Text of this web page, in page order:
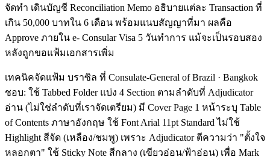
จัดทำ เดินบัญชี Reconciliation Memo อธิบายแต่ละ Transaction ที่
เกิน 50,000 บาทใน 6 เดือน พร้อมแนบสัญญาที่มา ผลคือ
Approve ภายใน e- Consular Visa 5 วันทำการ แม้จะเป็นรอบสอง
หลังถูกขอแฟ้มเอกสารเพิ่ม
เทคนิคจัดแฟ้ม บราซิล ที่ Consulate-General of Brazil · Bangkok
ชอบ: ใช้ Tabbed Folder แบ่ง 4 Section ตามลำดับที่ Adjudicator
อ่าน (ไม่ใช่ลำดับที่เราจัดเตรียม) มี Cover Page 1 หน้าระบุ Table
of Contents ภาษาอังกฤษ ใช้ Font Arial 11pt Standard ไม่ใช้
Highlight สีจัด (เหลือง/ชมพู) เพราะ Adjudicator ตีความว่า "ตั้งใจ
หลอกตา" ใช้ Sticky Note สีกลาง (เขียวอ่อน/ฟ้าอ่อน) เพื่อ Mark